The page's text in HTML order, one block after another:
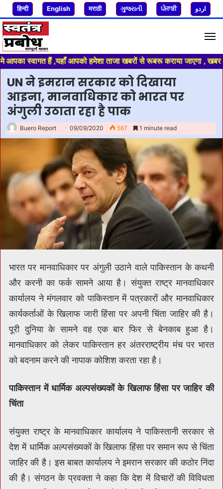
हिन्दी English मराठी ગુજરાતી ਪੰਜਾਬੀ اردو
स्वागत हैं ,यहाँ आपको हमेशा ताजा खबरों से रूबरू कराया जाएगा , खबर
UN ने इमरान सरकार को दिखाया
आइना, मानवाधिकार को भारत पर
अंगुली उठाता रहा है पाक
Buero Report 09/09/2020 567 1 minute read
भारत पर मानवाधिकार पर अंगुली उठाने वाले पाकिस्‍तान के कथनी
और करनी का फर्क सामने आया है। संयुक्‍त राष्‍ट्र मानवाधिकार
कार्यालय ने मंगलवार को पाकिस्‍तान में पत्रकारों और मानवाधिकार
कार्यकर्ताओं के खिलाफ जारी हिंसा पर अपनी चिंता जाहिर की है।
पूरी दुनिया के सामने वह एक बार फ‍िर से बेनकाब हुआ है।
मानवाधिकार को लेकर पाकिस्‍तान हर अंतरराष्‍ट्रीय मंच पर भारत
को बदनाम करने की नापाक कोशिश करता रहा है।
पाकिस्‍तान में धार्मिक अल्पसंख्यकों के खिलाफ हिंसा पर जाहिर की
चिंता
संयुक्त राष्ट्र के मानवाधिकार कार्यालय ने पाकिस्तानी सरकार से
देश में धार्मिक अल्पसंख्यकों के खिलाफ हिंसा पर समान रूप से चिंता
जाहिर की है। इस बाबत कार्यालय ने इमरान सरकार की कठोर निंदा
की है। संगठन के प्रवक्ता ने कहा कि देश में विचारों की विविधता